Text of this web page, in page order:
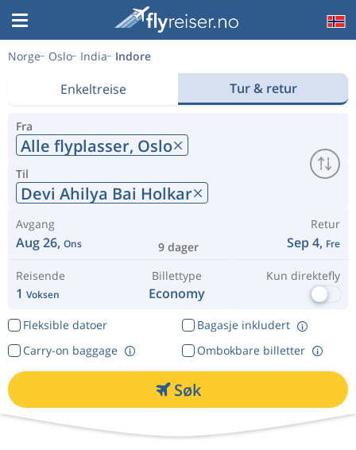
Norge Oslo India Indore
Enkeltreise Tur & retur
Fra
Alle flyplasser, Oslo
Til
Devi Ahilya Bai Holkar
Avgang
Aug 26, Ons 9 dager
Retur
Sep 4, Fre
Reisende
1 Voksen
Billettype
Economy
Kun direktefly
Fleksible datoer
Bagasje inkludert
Ombokbare billetter
Carry-on baggage
Søk